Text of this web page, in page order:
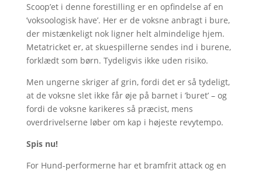
Scoop’et i denne forestilling er en opfindelse af en
’voksoologisk have’. Her er de voksne anbragt i bure,
der mistænkeligt nok ligner helt almindelige hjem.
Metatricket er, at skuespillerne sendes ind i burene,
forklædt som børn. Tydeligvis ikke uden risiko.
Men ungerne skriger af grin, fordi det er så tydeligt,
at de voksne slet ikke får øje på barnet i ’buret’ – og
fordi de voksne karikeres så præcist, mens
overdrivelserne løber om kap i højeste revytempo.
Spis nu!
For Hund-performerne har et bramfrit attack og en